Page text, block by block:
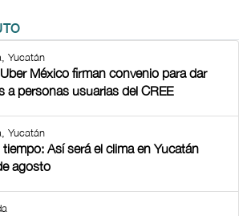
Yucatán
México firman convenio para dar
a personas usuarias del CREE
Yucatán
Así será el clima en Yucatán
agosto